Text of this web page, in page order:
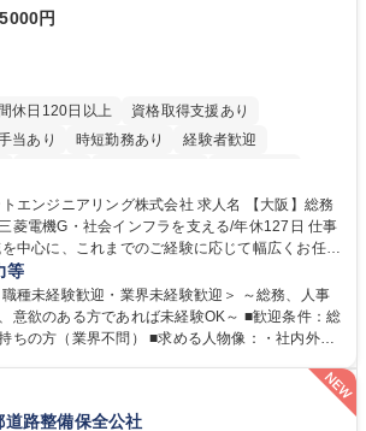
円
休日120日以上
資格取得支援あり
当あり 時短勤務あり
経験者歓迎
休み 服装自由 寮・社宅あり 食事補助あり
アリング株式会社 求人名 【大阪】総務
電機G・社会インフラを支える/年休127日 仕事
中心に、これまでのご経験に応じて幅広くお任せ
など）
厚生運用 など ※基本的には事務所勤務ですが、
により、関西圏以外への日帰り・宿泊を伴う国内
当業務を持ちつつ、お互いに助け合いながら、総
＞◇三菱電機G・社会インフラを支える/年休127日
等
種未経験歓迎・業界未経験歓迎＞ ～総務、人事
意欲のある方であれば未経験OK～ ■歓迎条件：総
問） ■求める人物像：・社内外の
持っている方 ・人事総務領域に興味がありゼネラ
路整備保全公社